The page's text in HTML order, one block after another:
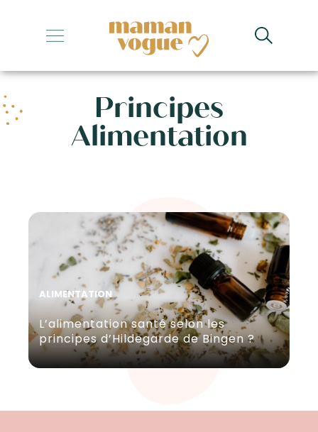
+
+
+
+
Principes
Alimentation
ALIMENTATION
L’alimentation santé selon les
principes d’Hildegarde de Bingen ?